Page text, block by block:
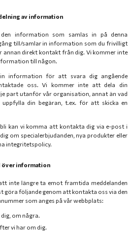
av information
information som samlas in på denna
till/samlar in information som du frivilligt
annan direkt kontakt från dig. Vi kommer inte
till någon.
information för att svara dig angående
oss. Vi kommer inte att dela din
part utanför vår organisation, annat än vad
din begäran, t.ex. för att skicka en
kan vi komma att kontakta dig via e-post i
om specialerbjudanden, nya produkter eller
integritetspolicy.
information
inte längre ta emot framtida meddelanden
göra följande genom att kontakta oss via den
som anges på vår webbplats:
om några.
vi har om dig.